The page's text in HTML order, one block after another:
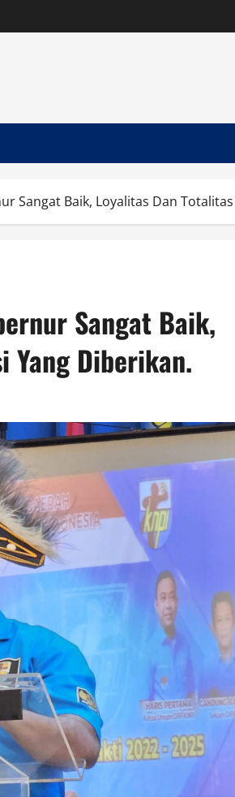
Sangat Baik, Loyalitas Dan
Sangat Baik,
Yang Diberikan.